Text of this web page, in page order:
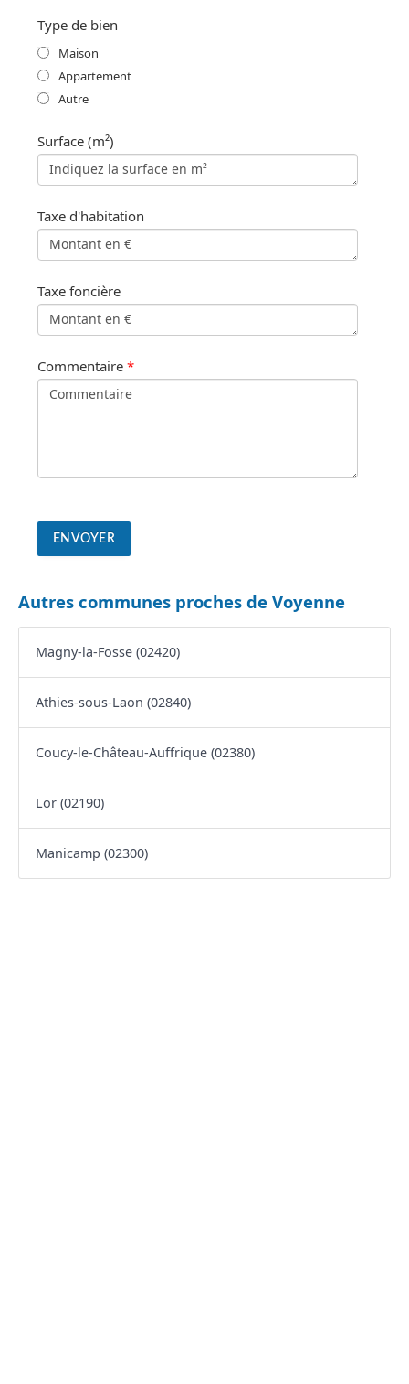
Type de bien
Maison
Appartement
Autre
Surface (m²)
Taxe d'habitation
Taxe foncière
Commentaire *
Autres communes proches de Voyenne
Magny-la-Fosse (02420)
Athies-sous-Laon (02840)
Coucy-le-Château-Auffrique (02380)
Lor (02190)
Manicamp (02300)